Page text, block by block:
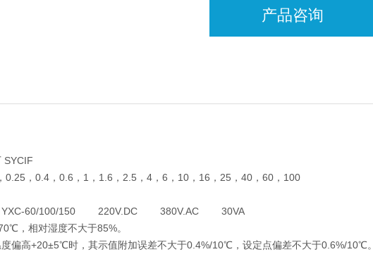
产品咨询
SYCIF
0.25，0.4，0.6，1，1.6，2.5，4，6，10，16，25，40，60，100
：YXC-60/100/150 220V.DC 380V.AC 30VA
，相对湿度不大于85%。
偏高+20±5℃时，其示值附加误差不大于0.4%/10℃，设定点偏差不大于0.6%/10℃。